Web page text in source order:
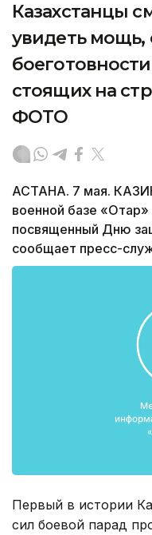
Казахстанцы
увидеть мощь,
стоящих на
ФОТО
АСТАНА. 7 мая.
военной базе
посвященный Дню
сообщает пресс-
Первый в истории
сил боевой парад